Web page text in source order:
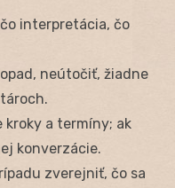
interpretácia, čo
neútočiť, žiadne
kroky a termíny; ak
konverzácie.
zverejniť, čo sa